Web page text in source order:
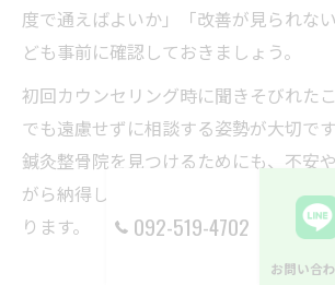
度で通えばよいか」「改善が見られな
ども事前に確認しておきましょう。
初回カウンセリング時に聞きそびれた
でも遠慮せずに相談する姿勢が大切です
鍼灸整骨院を見つけるためにも、不安
がら納得して施術を受けることが、安
ります。
092-519-4702
お問い合